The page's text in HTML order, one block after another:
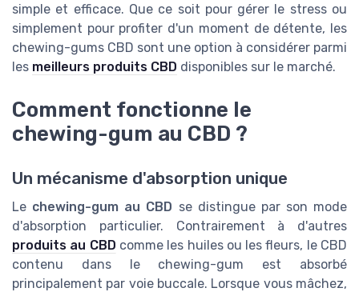
simple et efficace. Que ce soit pour gérer le stress ou
simplement pour profiter d'un moment de détente, les
chewing-gums CBD sont une option à considérer parmi
les meilleurs produits CBD disponibles sur le marché.
Comment fonctionne le
chewing-gum au CBD ?
Un mécanisme d'absorption unique
Le chewing-gum au CBD se distingue par son mode
d'absorption particulier. Contrairement à d'autres
produits au CBD comme les huiles ou les fleurs, le CBD
contenu dans le chewing-gum est absorbé
principalement par voie buccale. Lorsque vous mâchez,